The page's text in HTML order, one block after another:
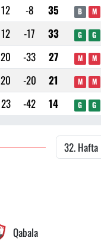
12 -8 35 B M
12 -17 33 G G
20 -33 27 M M
20 -20 21 M M
23 -42 14 G G
Qabala